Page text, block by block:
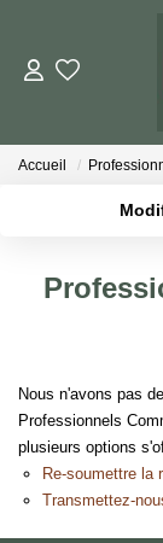
Accueil
Nous n'avons pas
Professionnels
plusieurs options
Re-soumettre la
Transmettez-